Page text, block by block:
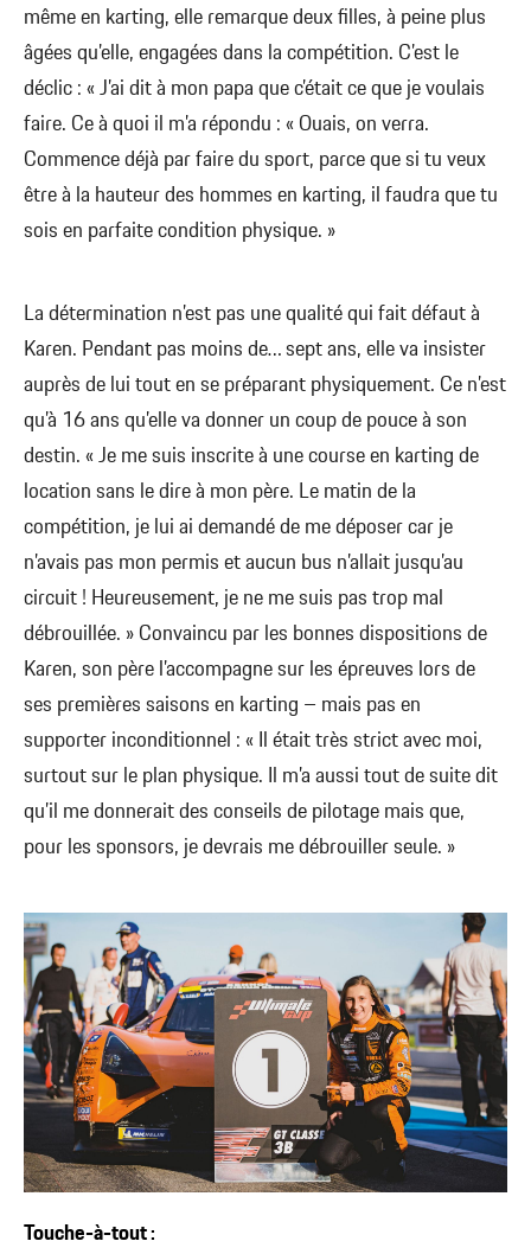
même en karting, elle remarque deux filles, à peine plus
âgées qu’elle, engagées dans la compétition. C’est le
déclic : « J’ai dit à mon papa que c’était ce que je voulais
faire. Ce à quoi il m’a répondu : « Ouais, on verra.
Commence déjà par faire du sport, parce que si tu veux
être à la hauteur des hommes en karting, il faudra que tu
sois en parfaite condition physique. »
La détermination n’est pas une qualité qui fait défaut à
Karen. Pendant pas moins de… sept ans, elle va insister
auprès de lui tout en se préparant physiquement. Ce n’est
qu’à 16 ans qu’elle va donner un coup de pouce à son
destin. « Je me suis inscrite à une course en karting de
location sans le dire à mon père. Le matin de la
compétition, je lui ai demandé de me déposer car je
n’avais pas mon permis et aucun bus n’allait jusqu’au
circuit ! Heureusement, je ne me suis pas trop mal
débrouillée. » Convaincu par les bonnes dispositions de
Karen, son père l’accompagne sur les épreuves lors de
ses premières saisons en karting – mais pas en
supporter inconditionnel : « Il était très strict avec moi,
surtout sur le plan physique. Il m’a aussi tout de suite dit
qu’il me donnerait des conseils de pilotage mais que,
pour les sponsors, je devrais me débrouiller seule. »
Touche-à-tout :